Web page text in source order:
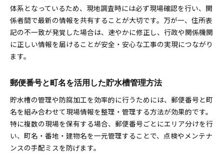
体系となっているため、現地調査時には必ず現場確認を行い、関
係者間で最新の情報を共有することが大切です。万が一、住所表
記の不一致が発覚した場合は、速やかに修正し、行政や関係機関
に正しい情報を届けることが安全・安心な工事の実現につながり
ます。
郵便番号と町名を活用した貯水槽管理方法
貯水槽の管理や防腐加工を効率的に行うためには、郵便番号と町
名を組み合わせて現場情報を整理・管理する方法が効果的です。
特に複数の現場を保有する場合、郵便番号ごとにエリア分けを行
い、町名・番地・建物名を一元管理することで、点検やメンテナ
ンスの手配ミスを防げます。